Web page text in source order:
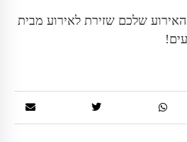
האירוע שלכם שזירת לאירוע מבית